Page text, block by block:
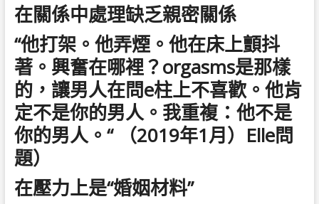
在關係中處理缺乏親密關係
“他打架。他弄煙。他在床上顫抖
著。興奮在哪裡？orgasms是那樣
的，讓男人在問e柱上不喜歡。他肯
定不是你的男人。我重複：他不是
你的男人。“ （2019年1月）Elle問
題）
在壓力上是“婚姻材料”